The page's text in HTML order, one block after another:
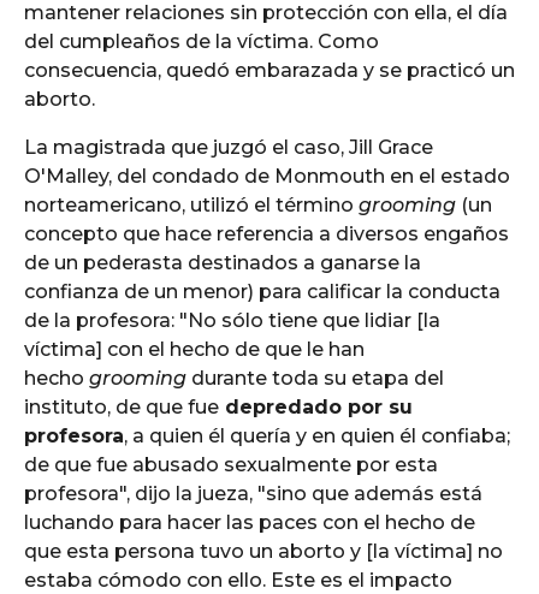
mantener relaciones sin protección con ella, el día
del cumpleaños de la víctima. Como
consecuencia, quedó embarazada y se practicó un
aborto.
La magistrada que juzgó el caso, Jill Grace
O'Malley, del condado de Monmouth en el estado
norteamericano, utilizó el término grooming (un
concepto que hace referencia a diversos engaños
de un pederasta destinados a ganarse la
confianza de un menor) para calificar la conducta
de la profesora: "No sólo tiene que lidiar [la
víctima] con el hecho de que le han
hecho grooming durante toda su etapa del
instituto, de que fue depredado por su
profesora, a quien él quería y en quien él confiaba;
de que fue abusado sexualmente por esta
profesora", dijo la jueza, "sino que además está
luchando para hacer las paces con el hecho de
que esta persona tuvo un aborto y [la víctima] no
estaba cómodo con ello. Este es el impacto